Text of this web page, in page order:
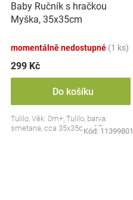
Baby Ručník s hračkou
Myška, 35x35cm
momentálně nedostupné (1 ks)
299 Kč
Do košíku
Tulilo, Věk: 0m+, Tulilo, barva:
smetana, cca 35x35cm, CE
Kód: 11399801